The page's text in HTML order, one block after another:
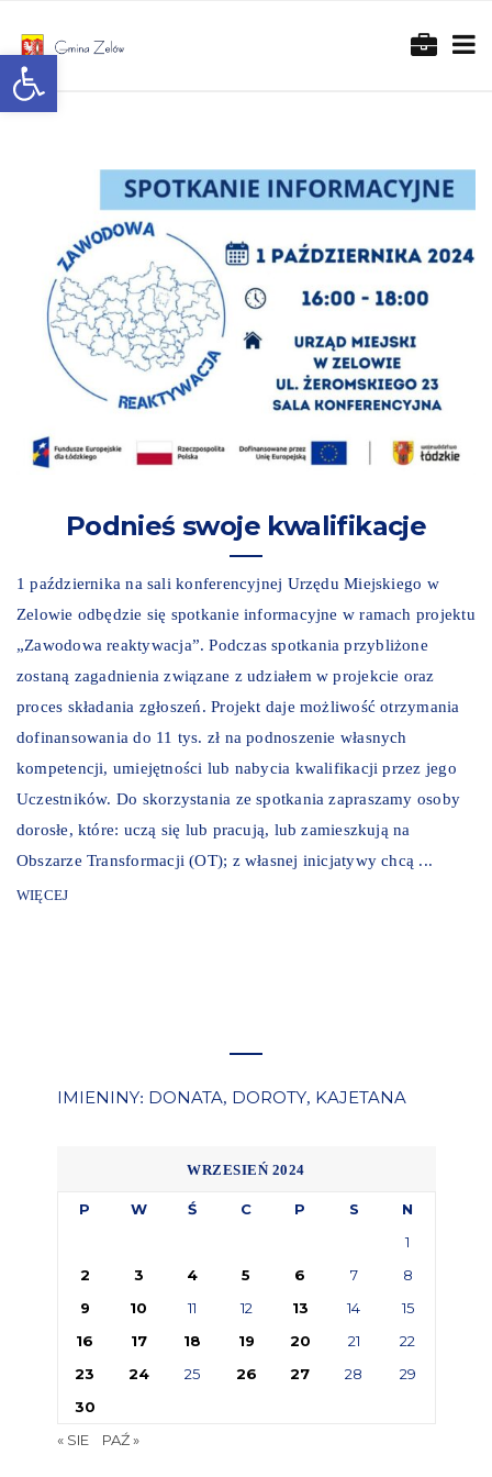
Otwórz pasek narzędzi
Podnieś swoje kwalifikacje
1 października na sali konferencyjnej Urzędu Miejskiego w
Zelowie odbędzie się spotkanie informacyjne w ramach projektu
„Zawodowa reaktywacja”. Podczas spotkania przybliżone
zostaną zagadnienia związane z udziałem w projekcie oraz
proces składania zgłoszeń. Projekt daje możliwość otrzymania
dofinansowania do 11 tys. zł na podnoszenie własnych
kompetencji, umiejętności lub nabycia kwalifikacji przez jego
Uczestników. Do skorzystania ze spotkania zapraszamy osoby
dorosłe, które: uczą się lub pracują, lub zamieszkują na
Obszarze Transformacji (OT); z własnej inicjatywy chcą ...
WIĘCEJ
IMIENINY: DONATA, DOROTY, KAJETANA
WRZESIEŃ 2024
P W Ś C P S
N
1
2
3 4 5 6 7
8
9
10 11 12 13 14
15
16
17 18 19 20 21
22
23
24 25 26 27 28
29
30
« SIE
PAŹ »